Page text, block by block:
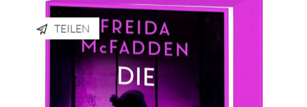
TEILEN